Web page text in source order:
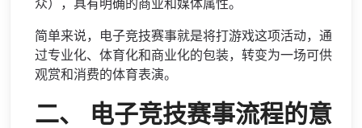
众），具有明确的商业和媒体属性。
简单来说，电子竞技赛事就是将打游戏这项活动，通
过专业化、体育化和商业化的包装，转变为一场可供
观赏和消费的体育表演。
二、 电子竞技赛事流程的意